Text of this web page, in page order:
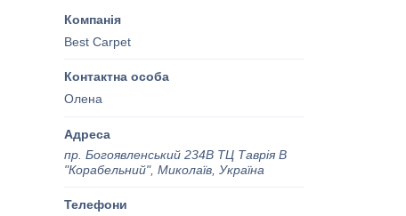
Best Carpet
Олена
пр. Богоявленський 234В ТЦ Таврія В
"Корабельний", Миколаїв, Україна